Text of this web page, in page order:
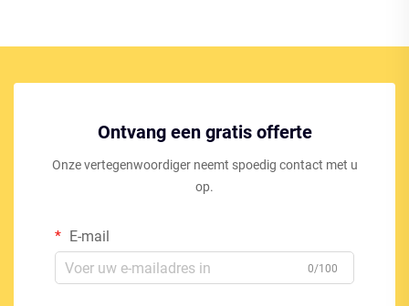
Ontvang een gratis offerte
Onze vertegenwoordiger neemt spoedig contact met u
op.
E-mail
0/100